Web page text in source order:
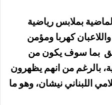
بملابس رياضية
كهربا ومؤمن
بما سوف يكون من
بالرغم من انهم يظهرون
اللبناني نيشان، وهو ما